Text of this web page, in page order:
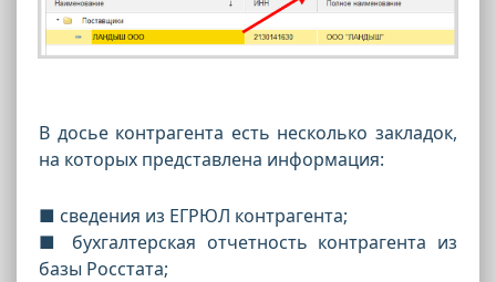
В досье контрагента есть несколько закладок,
на которых представлена информация:
■ сведения из ЕГРЮЛ контрагента;
■ бухгалтерская отчетность контрагента из
базы Росстата;